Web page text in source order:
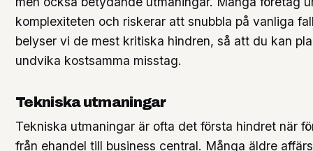
komplexiteten och riskerar att snubbla på vanliga
belyser vi de mest kritiska hindren, så att du kan
undvika kostsamma misstag.
Tekniska utmaningar
Tekniska utmaningar är ofta det första hindret när
från ehandel till business central. Många äldre